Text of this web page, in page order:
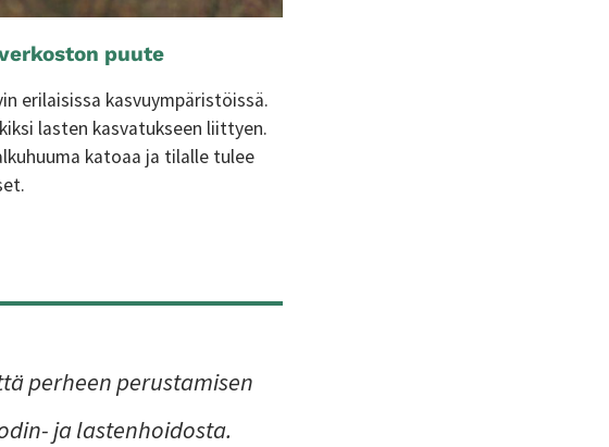
puute
erilaisissa kasvuympäristöissä.
lasten kasvatukseen liittyen.
katoaa ja tilalle tulee
perheen perustamisen
ja lastenhoidosta.